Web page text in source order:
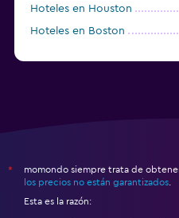
Hoteles en Houston
Hoteles en Boston
*
momondo siempre trata de
los precios no están garantizados
Esta es la razón: